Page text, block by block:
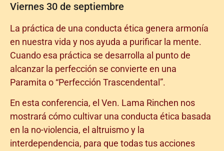
Viernes 30 de septiembre
La práctica de una conducta ética genera armonía
en nuestra vida y nos ayuda a purificar la mente.
Cuando esa práctica se desarrolla al punto de
alcanzar la perfección se convierte en una
Paramita o “Perfección Trascendental”.
En esta conferencia, el Ven. Lama Rinchen nos
mostrará cómo cultivar una conducta ética basada
en la no-violencia, el altruismo y la
interdependencia, para que todas tus acciones